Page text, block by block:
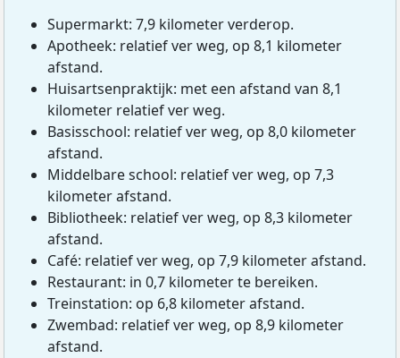
Supermarkt: 7,9 kilometer verderop.
Apotheek: relatief ver weg, op 8,1 kilometer
afstand.
Huisartsenpraktijk: met een afstand van 8,1
kilometer relatief ver weg.
Basisschool: relatief ver weg, op 8,0 kilometer
afstand.
Middelbare school: relatief ver weg, op 7,3
kilometer afstand.
Bibliotheek: relatief ver weg, op 8,3 kilometer
afstand.
Café: relatief ver weg, op 7,9 kilometer afstand.
Restaurant: in 0,7 kilometer te bereiken.
Treinstation: op 6,8 kilometer afstand.
Zwembad: relatief ver weg, op 8,9 kilometer
afstand.